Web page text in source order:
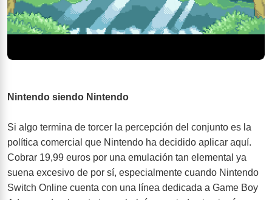
Nintendo siendo Nintendo
Si algo termina de torcer la percepción del conjunto es la
política comercial que Nintendo ha decidido aplicar aquí.
Cobrar 19,99 euros por una emulación tan elemental ya
suena excesivo de por sí, especialmente cuando Nintendo
Switch Online cuenta con una línea dedicada a Game Boy